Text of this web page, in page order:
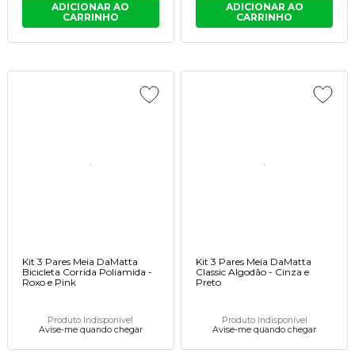
ADICIONAR AO
CARRINHO
ADICIONAR AO
CARRINHO
Kit 3 Pares Meia DaMatta
Bicicleta Corrida Poliamida -
Roxo e Pink
Produto Indisponível
Avise-me quando chegar
Kit 3 Pares Meia DaMatta
Classic Algodão - Cinza e
Preto
Produto Indisponível
Avise-me quando chegar